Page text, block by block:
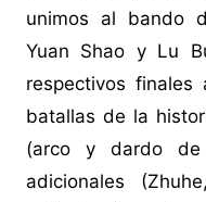
unimos al bando
Yuan Shao y Lu
respectivos finales
batallas de la
(arco y dardo de
adicionales